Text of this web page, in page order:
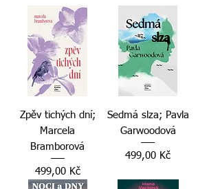
Zpěv tichých dní;
Marcela
Bramborová
Cena
499,00 Kč
Sedmá slza; Pavla
Garwoodová
Cena
499,00 Kč